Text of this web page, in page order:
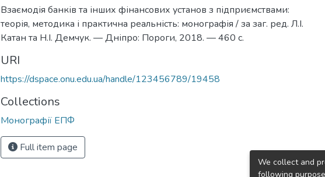
Взаємодія банків та інших фінансових установ з підприємствами:
теорія, методика і практична реальність: монографія / за заг. ред. Л.І.
Катан та Н.І. Демчук. — Дніпро: Пороги, 2018. — 460 с.
URI
https://dspace.onu.edu.ua/handle/123456789/19458
Collections
Монографії ЕПФ
Full item page
We collect and
following